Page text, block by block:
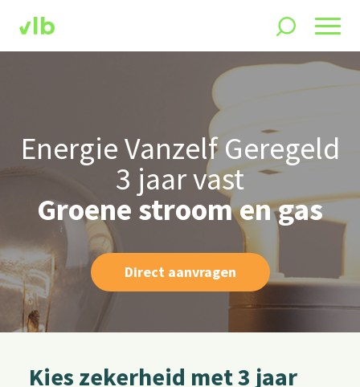
Energie Vanzelf Geregeld
3 jaar vast
Groene stroom en gas
Direct aanvragen
Kies zekerheid met 3 jaar